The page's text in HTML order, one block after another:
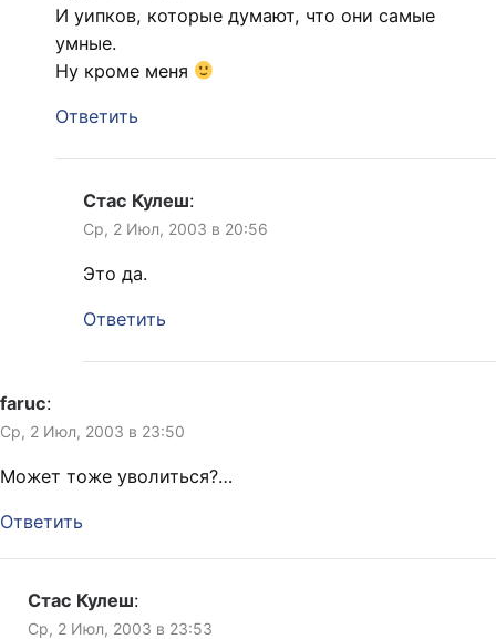
И уипков, которые думают, что они самые
умные.
Ну кроме меня
Ответить
Стас Кулеш:
Ср, 2 Июл, 2003 в 20:56
Это да.
Ответить
faruc:
Ср, 2 Июл, 2003 в 23:50
Может тоже уволиться?…
Ответить
Стас Кулеш:
Ср, 2 Июл, 2003 в 23:53